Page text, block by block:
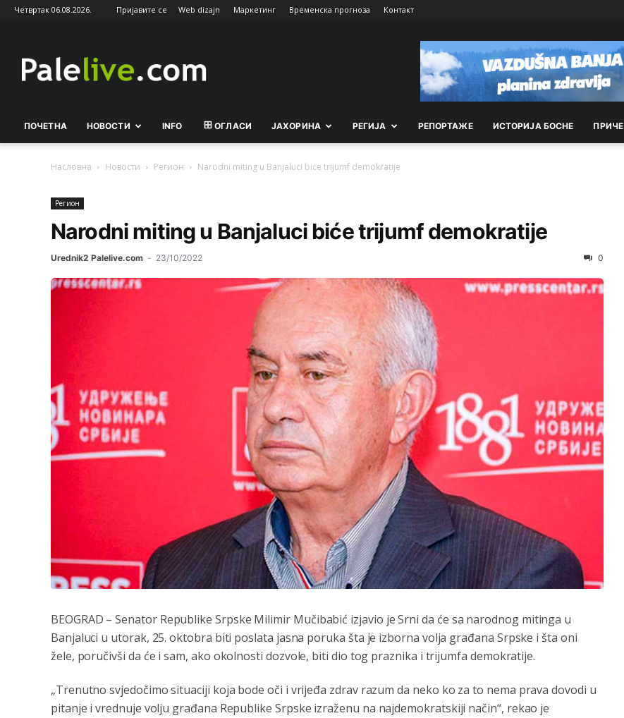
Четвртак 06.08.2026. Пријавите се Web dizajn Маркетинг Временска прогноза Контакт
ПОЧЕТНА НОВОСТИ INFO ОГЛАСИ ЈАХОРИНА РEГИЈА РEПОРТАЖE ИСТОРИЈА БОСНЕ ПРИЧЕ
Насловна Новости Рeгион Narodni miting u Banjaluci biće trijumf demokratije
Рeгион
Narodni miting u Banjaluci biće trijumf demokratije
Urednik2 Palelive.com - 23/10/2022 0
BEOGRAD – Senator Republike Srpske Milimir Mučibabić izjavio je Srni da će sa narodnog mitinga u
Banjaluci u utorak, 25. oktobra biti poslata jasna poruka šta je izborna volja građana Srpske i šta oni
žele, poručivši da će i sam, ako okolnosti dozvole, biti dio tog praznika i trijumfa demokratije.
„Trenutno svjedočimo situaciji koja bode oči i vrijeđa zdrav razum da neko ko za to nema prava dovodi u
pitanje i vrednuje volju građana Republike Srpske izraženu na najdemokratskiji način“, rekao je